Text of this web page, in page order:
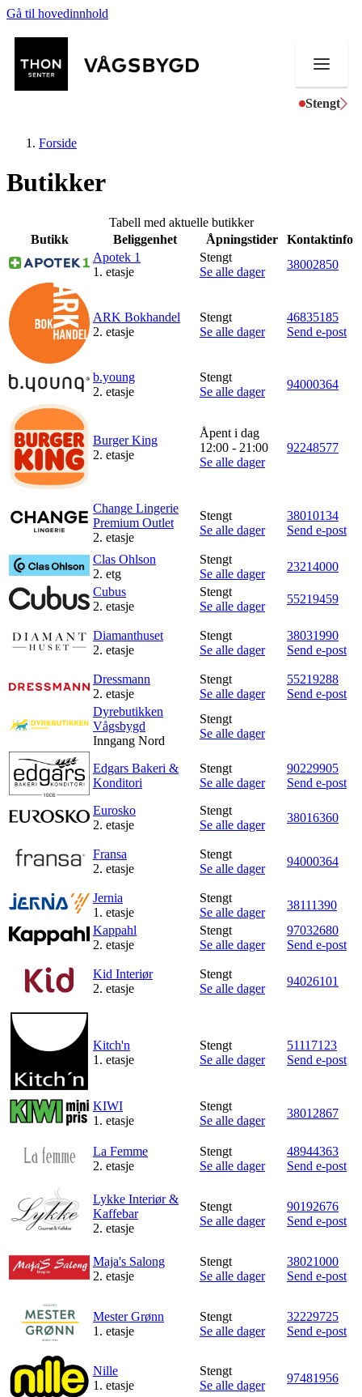
Gå til hovedinnhold
Stengt
Mat og drikke
Helse
Aktiviteter
Tilbud
Inspirasjon
Søk
Åpningstider
Praktisk informasjon
Ledige stillinger
Magasin
Gavekort
Forside
Butikker
Tabell med aktuelle butikker
Butikk
Beliggenhet Åpningstider
Kontaktinfo
Apotek 1
1. etasje
Stengt
Se alle dager
38002850
ARK Bokhandel
2. etasje
Stengt
Se alle dager
46835185
Send e-post
b.young
2. etasje
Stengt
Se alle dager
94000364
Burger King
2. etasje
Åpent i dag
12:00 - 21:00
Se alle dager
92248577
Change Lingerie
Premium Outlet
2. etasje
Stengt
Se alle dager
38010134
Send e-post
Clas Ohlson
2. etg
Stengt
Se alle dager
23214000
Cubus
2. etasje
Stengt
Se alle dager
55219459
Diamanthuset
2. etasje
Stengt
Se alle dager
38031990
Send e-post
Dressmann
2. etasje
Stengt
Se alle dager
55219288
Send e-post
Dyrebutikken
Vågsbygd
Inngang Nord
Stengt
Se alle dager
Edgars Bakeri &
Konditori
Stengt
Se alle dager
90229905
Send e-post
Eurosko
2. etasje
Stengt
Se alle dager
38016360
Fransa
2. etasje
Stengt
Se alle dager
94000364
Jernia
1. etasje
Stengt
Se alle dager
38111390
Kappahl
2. etasje
Stengt
Se alle dager
97032680
Send e-post
Kid Interiør
2. etasje
Stengt
Se alle dager
94026101
Kitch'n
1. etasje
Stengt
Se alle dager
51117123
Send e-post
KIWI
1. etasje
Stengt
Se alle dager
38012867
La Femme
2. etasje
Stengt
Se alle dager
48944363
Send e-post
Lykke Interiør &
Kaffebar
2. etasje
Stengt
Se alle dager
90192676
Send e-post
Maja's Salong
2. etasje
Stengt
Se alle dager
38021000
Send e-post
Mester Grønn
1. etasje
Stengt
Se alle dager
32229725
Send e-post
Nille
1. etasje
Stengt
Se alle dager
97481956